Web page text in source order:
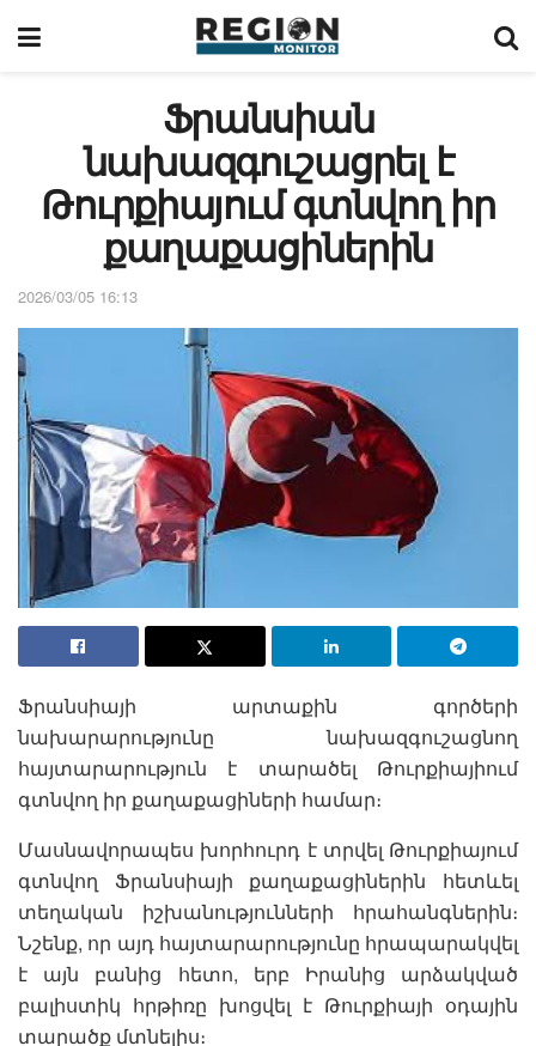
Ֆրանսիան
նախազգուշացրել է
Թուրքիայում գտնվող իր
քաղաքացիներին
2026/03/05 16:13
Ֆրանսիայի արտաքին գործերի
նախարարությունը նախազգուշացնող
հայտարարություն է տարածել Թուրքիայիում
գտնվող իր քաղաքացիների համար։
Մասնավորապես խորհուրդ է տրվել Թուրքիայում
գտնվող Ֆրանսիայի քաղաքացիներին հետևել
տեղական իշխանությունների հրահանգներին։
Նշենք, որ այդ հայտարարությունը հրապարակվել
է այն բանից հետո, երբ Իրանից արձակված
բալիստիկ հրթիռը խոցվել է Թուրքիայի օդային
տարածք մտնելիս։